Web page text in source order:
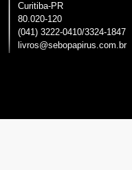
Curitiba-PR
80.020-120
(041) 3222-0410/3324-1847
livros@sebopapirus.com.br